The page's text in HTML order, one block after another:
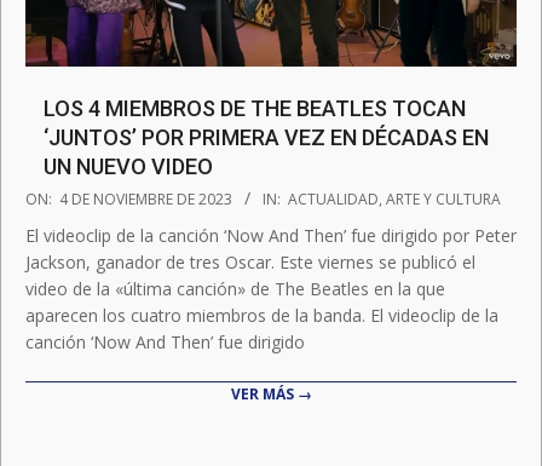
LOS 4 MIEMBROS DE THE BEATLES TOCAN
‘JUNTOS’ POR PRIMERA VEZ EN DÉCADAS EN
UN NUEVO VIDEO
2023-
04
ON: 4 DE NOVIEMBRE DE 2023 IN: ACTUALIDAD, ARTE Y CULTURA
El videoclip de la canción ‘Now And Then’ fue dirigido por Peter
Jackson, ganador de tres Oscar. Este viernes se publicó el
video de la «última canción» de The Beatles en la que
aparecen los cuatro miembros de la banda. El videoclip de la
canción ‘Now And Then’ fue dirigido
VER MÁS →